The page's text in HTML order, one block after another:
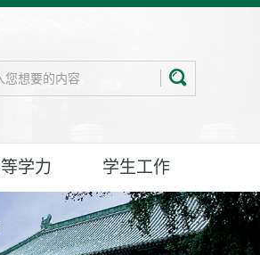
等学力 学生工作